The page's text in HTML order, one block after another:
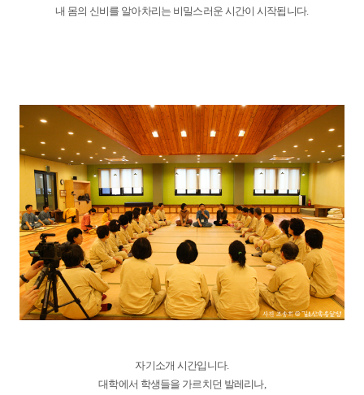
내 몸의 신비를 알아차리는 비밀스러운 시간이 시작됩니다.
자기소개 시간입니다.
대학에서 학생들을 가르치던 발레리나,